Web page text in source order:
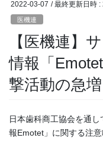
2022-03-07 / 最終更新日時 :
医機連
【医機連】
情報「
撃活動の急
日本歯科商工協会を通
報Emotet」に関する注